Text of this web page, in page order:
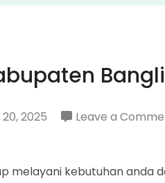
Bangli
2025 Leave a
melayani kebutuhan anda